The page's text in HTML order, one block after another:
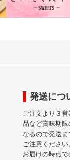
発送につ
ご注文より３
品など賞味期
なるので発送
ご注意ください
お届けの時点